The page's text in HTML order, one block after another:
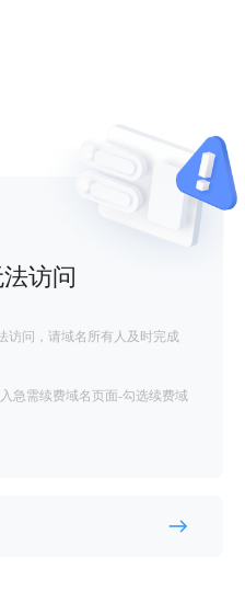
访问
访问，请域名所有人及时完成
急需续费域名页面-勾选续费域